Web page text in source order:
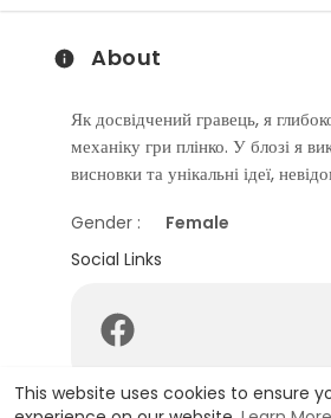
This website uses cookies to ensure
About
Як досвідчений гравець, я
механіку гри плінко. У блозі я
висновки та унікальні ідеї,
Gender :
Female
Social Links